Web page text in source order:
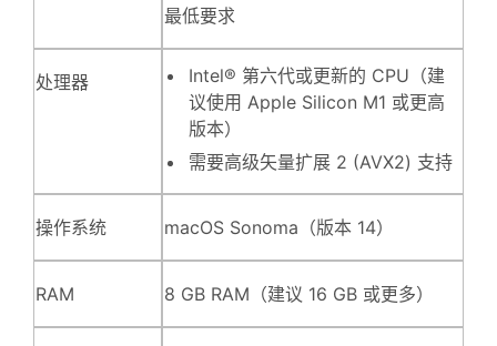
最低要求
处理器
Intel® 第六代或更新的 CPU（建
议使用 Apple Silicon M1 或更高
版本）
需要高级矢量扩展 2 (AVX2) 支持
操作系统 macOS Sonoma（版本 14）
RAM 8 GB RAM（建议 16 GB 或更多）